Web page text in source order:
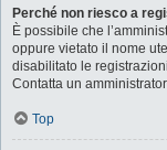
Perché non riesco a
È possibile che
oppure vietato il nome
disabilitato le
Contatta un
Top